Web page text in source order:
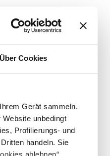
Über Cookies
Gerät sammeln.
unbedingt
Profilierungs- und
handeln. Sie
ablehnen“